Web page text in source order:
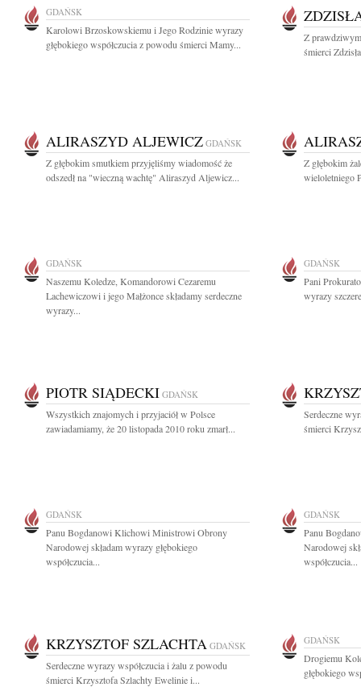
GDAŃSK
Karolowi Brzoskowskiemu i Jego Rodzinie wyrazy
głębokiego współczucia z powodu śmierci Mamy...
Z
śmierci
ALIRASZYD ALJEWICZ GDAŃSK
Z głębokim smutkiem przyjęliśmy wiadomość że
odszedł na "wieczną wachtę" Aliraszyd Aljewicz...
Z głębokim
wieloletniego
GDAŃSK
Naszemu Koledze, Komandorowi Cezaremu
Lachewiczowi i jego Małżonce składamy serdeczne
wyrazy...
GDAŃSK
Pani
wyrazy
PIOTR SIĄDECKI GDAŃSK
Wszystkich znajomych i przyjaciół w Polsce
zawiadamiamy, że 20 listopada 2010 roku zmarł...
Serdeczne
śmierci
GDAŃSK
Panu Bogdanowi Klichowi Ministrowi Obrony
Narodowej składam wyrazy głębokiego
współczucia...
GDAŃSK
Panu
Narodowej
współczucia...
KRZYSZTOF SZLACHTA GDAŃSK
Serdeczne wyrazy współczucia i żalu z powodu
śmierci Krzysztofa Szlachty Ewelinie i...
GDAŃSK
Drogiemu
głębokiego